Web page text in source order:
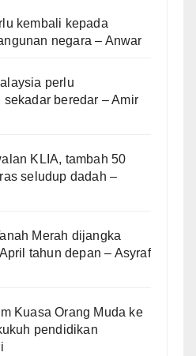
kembali kepada
negara – Anwar
perlu
sekadar beredar – Amir
KLIA, tambah 50
seludup dadah –
Merah dijangka
tahun depan – Asyraf
Kuasa Orang Muda ke
pendidikan